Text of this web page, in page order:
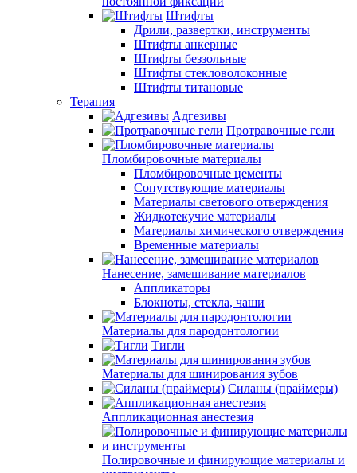
Штифты
Дрили, развертки, инструменты
Штифты анкерные
Штифты беззольные
Штифты стекловолоконные
Штифты титановые
Терапия
Адгезивы
Протравочные гели
Пломбировочные материалы
Пломбировочные цементы
Сопутствующие материалы
Материалы светового отверждения
Жидкотекучие материалы
Материалы химического отверждения
Временные материалы
Нанесение, замешивание материалов
Аппликаторы
Блокноты, стекла, чаши
Материалы для пародонтологии
Тигли
Материалы для шинирования зубов
Силаны (праймеры)
Аппликационная анестезия
Полировочные и финирующие материалы и